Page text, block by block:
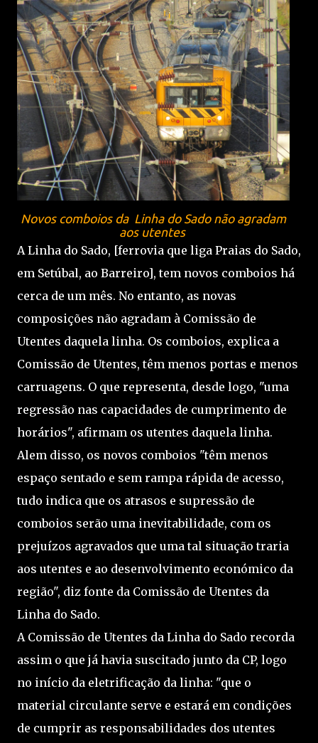
Novos comboios da Linha do Sado não agradam
aos utentes
A Linha do Sado, [ferrovia que liga Praias do Sado,
em Setúbal, ao Barreiro], tem novos comboios há
cerca de um mês. No entanto, as novas
composições não agradam à Comissão de
Utentes daquela linha. Os comboios, explica a
Comissão de Utentes, têm menos portas e menos
carruagens. O que representa, desde logo, "uma
regressão nas capacidades de cumprimento de
horários", afirmam os utentes daquela linha.
Alem disso, os novos comboios "têm menos
espaço sentado e sem rampa rápida de acesso,
tudo indica que os atrasos e supressão de
comboios serão uma inevitabilidade, com os
prejuízos agravados que uma tal situação traria
aos utentes e ao desenvolvimento económico da
região", diz fonte da Comissão de Utentes da
Linha do Sado.
A Comissão de Utentes da Linha do Sado recorda
assim o que já havia suscitado junto da CP, logo
no início da eletrificação da linha: "que o
material circulante serve e estará em condições
de cumprir as responsabilidades dos utentes